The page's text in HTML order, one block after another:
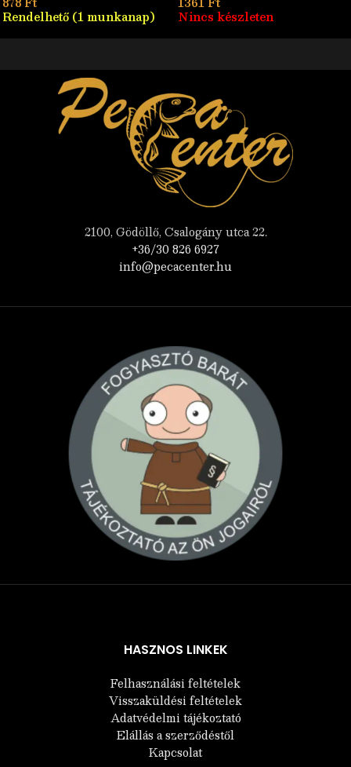
Rendelhető (1 munkanap) Nincs készleten
2100, Gödöllő, Csalogány utca 22.
+36/30 826 6927
info@pecacenter.hu
HASZNOS LINKEK
Felhasználási feltételek
Visszaküldési feltételek
Adatvédelmi tájékoztató
Elállás a szerződéstől
Kapcsolat